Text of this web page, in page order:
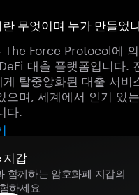
무엇이며 누가 만들었
The Force Protocol에
대출 플랫폼입니다.
탈중앙화된 대출 서비
으며, 세계에서 인기 있
다.
지갑
함께하는 암호화폐 지갑의
하세요